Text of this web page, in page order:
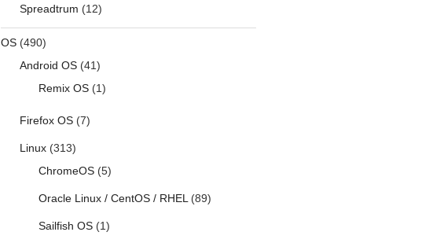
Spreadtrum (12)
OS(490)
Android OS(41)
Remix OS(1)
Firefox OS(7)
Linux(313)
ChromeOS(5)
Oracle Linux / CentOS / RHEL (89)
Sailfish OS(1)